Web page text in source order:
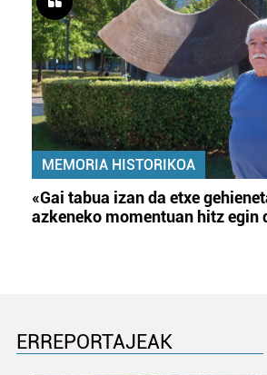
MEMORIA HISTORIKOA
«Gai tabua izan da etxe
azkeneko momentuan hitz egin
ERREPORTAJEAK